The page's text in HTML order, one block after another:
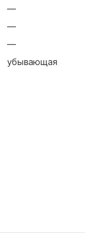
—
—
—
убывающая